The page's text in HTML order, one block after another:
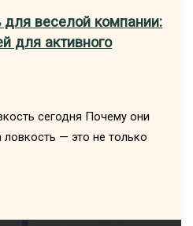
для веселой компании:
для активного
сегодня Почему они
— это не только